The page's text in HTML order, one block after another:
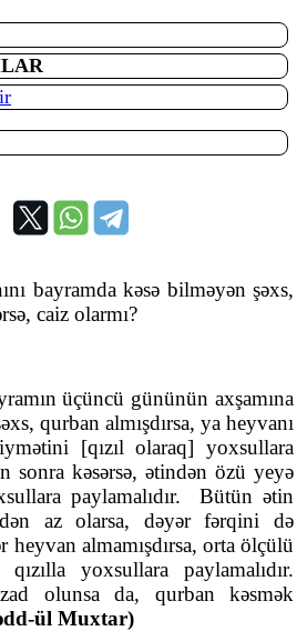
bayramda kəsə bilməyən şəxs,
caiz olarmı?
üçüncü gününün axşamına
qurban almışdırsa, ya heyvanı
[qızıl olaraq] yoxsullara
sonra kəsərsə, ətindən özü yeyə
paylamalıdır. Bütün ətin
az olarsa, dəyər fərqini də
heyvan almamışdırsa, orta ölçülü
yoxsullara paylamalıdır.
olunsa da, qurban kəsmək
ül Muxtar)